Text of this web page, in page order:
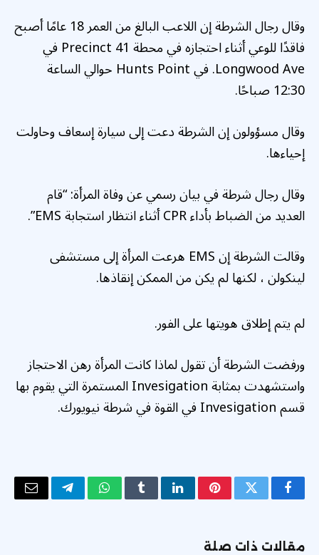
وقال رجال الشرطة إن اللاعب البالغ من العمر 18 عامًا أصبح
فاقدًا للوعي أثناء احتجازه في محطة 41 Precinct في
Longwood Ave. في Hunts Point حوالي الساعة
12:30 صباحًا.
وقال مسؤولون إن الشرطة دعت إلى سيارة إسعاف وحاولت
إحياءها.
وقال رجال شرطة في بيان رسمي عن وفاة المرأة: “قام
العديد من الضباط بأداء CPR أثناء انتظار استجابة EMS”.
وقالت الشرطة إن EMS هرعت المرأة إلى مستشفى
لينكولن ، لكنها لم يكن من الممكن إنقاذها.
لم يتم إطلاق هويتها على الفور.
ورفضت الشرطة أن تقول لماذا كانت المرأة رهن الاحتجاز
واستشهدت بمثابة Invesigation المستمرة التي يقوم بها
قسم Invesigation في القوة في شرطة نيويورك.
فيسبوكتويتر بينتيريستلينكدإنTumblrواتسابتيلقرامالبريد
مقالات ذات صلة